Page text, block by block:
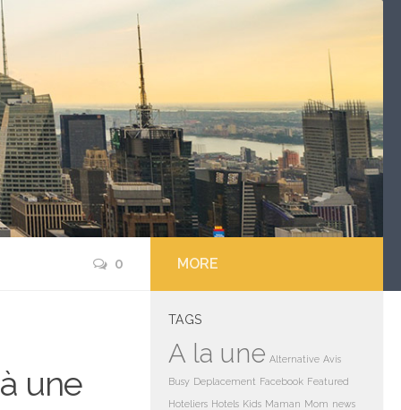
0
une
MORE
TAGS
A la une Alternative Avis
Busy Deplacement Facebook Featured
Hoteliers Hotels Kids Maman Mom news